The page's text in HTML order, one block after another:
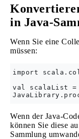
in Java-
Wenn Sie eine
müssen:
import
val scalaList
Wenn der Java-
können Sie diese
Sammlung